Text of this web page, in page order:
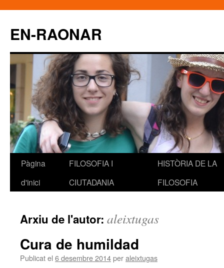
EN-RAONAR
Vés
Pàgina
d'inici
FILOSOFIA I
CIUTADANIA
HISTÒRIA DE LA
FILOSOFIA
Arxiu de l'autor: aleixtugas
Cura de humildad
Publicat el 6 desembre 2014peraleixtugas